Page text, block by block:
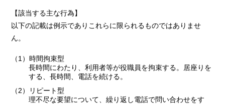
【該当する主な行為】
以下の記載は例示でありこれらに限られるものではありませ
ん。
（1）時間拘束型
長時間にわたり、利用者等が役職員を拘束する。居座りを
する、長時間、電話を続ける。
（2）リピート型
理不尽な要望について、繰り返し電話で問い合わせをす